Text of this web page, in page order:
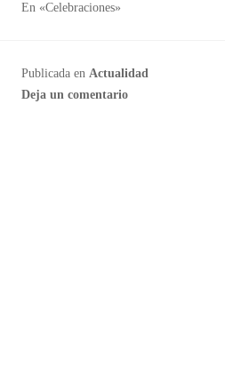
En «Celebraciones»
Publicada en Actualidad
Deja un comentario